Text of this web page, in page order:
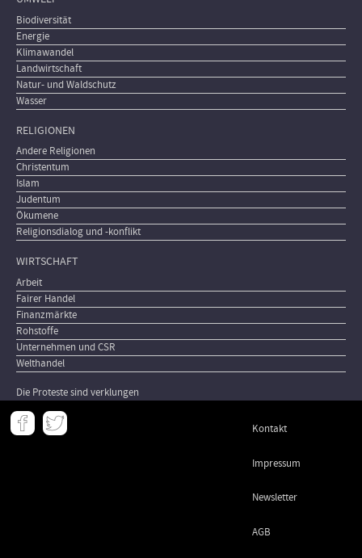
Biodiversität
Energie
Klimawandel
Landwirtschaft
Natur- und Waldschutz
Wasser
RELIGIONEN
Andere Religionen
Christentum
Islam
Judentum
Ökumene
Religionsdialog und -konflikt
WIRTSCHAFT
Arbeit
Fairer Handel
Finanzmärkte
Rohstoffe
Unternehmen und CSR
Welthandel
Die Proteste sind verklungen
Meta
- Kontakt
Impressum
Newsletter
AGB